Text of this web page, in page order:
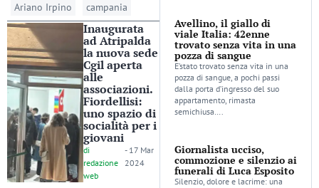
Ariano Irpino
campania
Inaugurata
ad Atripalda
la nuova sede
Cgil aperta
alle
associazioni.
Fiordellisi:
uno spazio di
socialità per i
giovani
di
redazione
web
- 17 Mar
2024
Avellino, il giallo di
viale Italia: 42enne
trovato senza vita in una
pozza di sangue
E’stato trovato senza vita in una
pozza di sangue, a pochi passi
dalla porta d’ingresso del suo
appartamento, rimasta
semichiusa….
Giornalista ucciso,
commozione e silenzio ai
funerali di Luca Esposito
Silenzio, dolore e lacrime: una